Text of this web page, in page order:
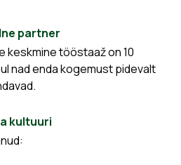
partner
keskmine tööstaaž on 10
nad enda kogemust pidevalt
kultuuri